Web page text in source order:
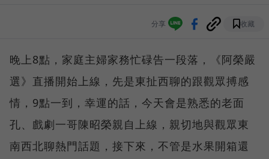
分享 收藏
晚上8點，家庭主婦家務忙碌告一段落，《阿榮嚴
選》直播開始上線，先是東扯西聊的跟觀眾搏感
情，9點一到，幸運的話，今天會是熟悉的老面
孔、戲劇一哥陳昭榮親自上線，親切地與觀眾東
南西北聊熱門話題，接下來，不管是水果開箱還